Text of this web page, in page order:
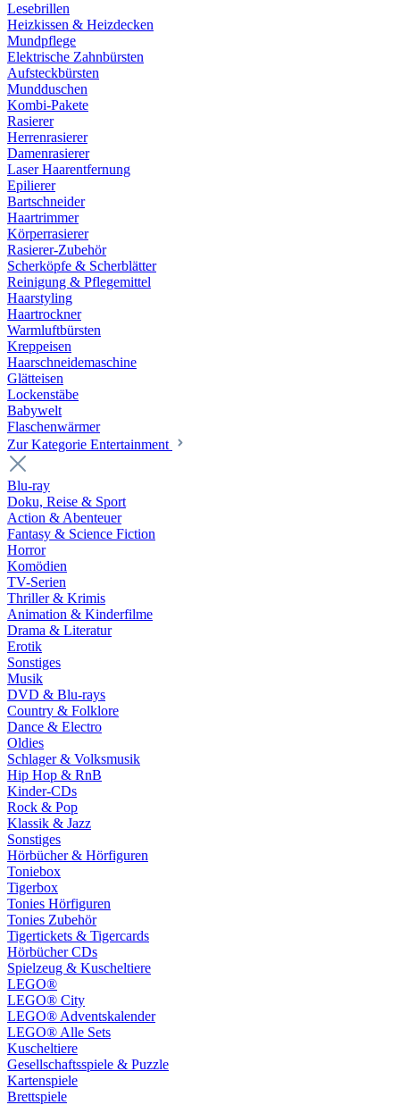
Lesebrillen
Heizkissen & Heizdecken
Mundpflege
Elektrische Zahnbürsten
Aufsteckbürsten
Mundduschen
Kombi-Pakete
Rasierer
Herrenrasierer
Damenrasierer
Laser Haarentfernung
Epilierer
Bartschneider
Haartrimmer
Körperrasierer
Rasierer-Zubehör
Scherköpfe & Scherblätter
Reinigung & Pflegemittel
Haarstyling
Haartrockner
Warmluftbürsten
Kreppeisen
Haarschneidemaschine
Glätteisen
Lockenstäbe
Babywelt
Flaschenwärmer
Zur Kategorie Entertainment
Blu-ray
Doku, Reise & Sport
Action & Abenteuer
Fantasy & Science Fiction
Horror
Komödien
TV-Serien
Thriller & Krimis
Animation & Kinderfilme
Drama & Literatur
Erotik
Sonstiges
Musik
DVD & Blu-rays
Country & Folklore
Dance & Electro
Oldies
Schlager & Volksmusik
Hip Hop & RnB
Kinder-CDs
Rock & Pop
Klassik & Jazz
Sonstiges
Hörbücher & Hörfiguren
Toniebox
Tigerbox
Tonies Hörfiguren
Tonies Zubehör
Tigertickets & Tigercards
Hörbücher CDs
Spielzeug & Kuscheltiere
LEGO®
LEGO® City
LEGO® Adventskalender
LEGO® Alle Sets
Kuscheltiere
Gesellschaftsspiele & Puzzle
Kartenspiele
Brettspiele